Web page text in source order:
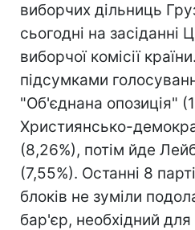
виборчих дільниць
сьогодні на засіданні
виборчої комісії
підсумками
"Об'єднана опозиція"
Християнсько-
(8,26%), потім йде
(7,55%). Останні 8
блоків не зуміли
бар'єр, необхідний